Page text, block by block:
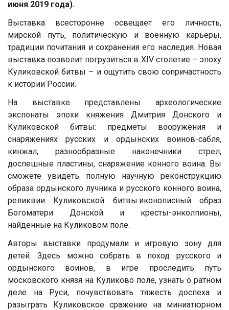
июня 2019 года).
Выставка всесторонне освещает его личность,
мирской путь, политическую и военную карьеры,
традиции почитания и сохранения его наследия. Новая
выставка позволит погрузиться в ХIV столетие – эпоху
Куликовской битвы – и ощутить свою сопричастность
к истории России.
На выставке представлены археологические
экспонаты эпохи княжения Дмитрия Донского и
Куликовской битвы: предметы вооружения и
снаряжениях русских и ордынских воинов-сабля,
кинжал, разнообразные наконечники стрел,
доспешные пластины, снаряжение конного воина. Вы
сможете увидеть полную научную реконструкцию
образа ордынского лучника и русского конного воина,
реликвии Куликовской битвы:иконописный образ
Богоматери Донской и кресты-энколпионы,
найденные на Куликовом поле.
Авторы выставки продумали и игровую зону для
детей. Здесь можно собрать в поход русского и
ордынского воинов, в игре проследить путь
московского князя на Куликово поле, узнать о ратном
деле на Руси, почувствовать тяжесть доспеха и
разыграть Куликовское сражение на миниатюрном